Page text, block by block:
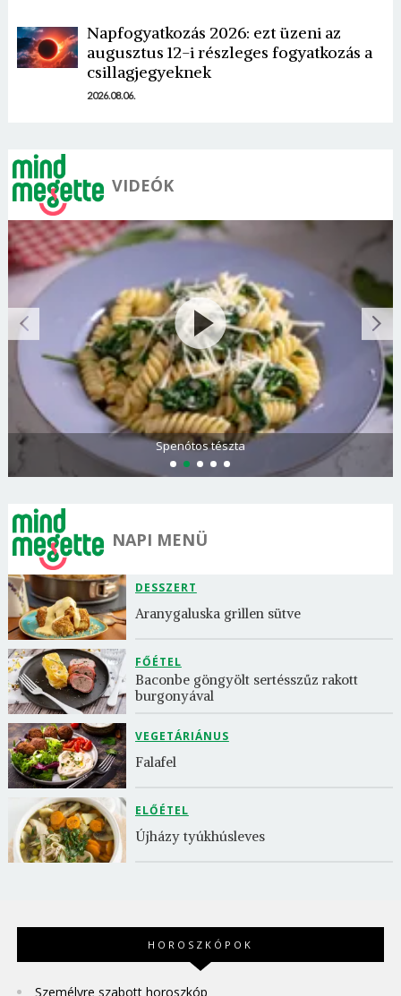
Napfogyatkozás 2026: ezt üzeni az
augusztus 12-i részleges fogyatkozás a
csillagjegyeknek
2026.08.06.
VIDEÓK
Spenótos tészta
NAPI MENÜ
DESSZERT
Aranygaluska grillen sütve
FŐÉTEL
Baconbe göngyölt sertésszűz rakott
burgonyával
VEGETÁRIÁNUS
Falafel
ELŐÉTEL
Újházy tyúkhúsleves
HOROSZKÓPOK
Személyre szabott horoszkóp
Jelszó